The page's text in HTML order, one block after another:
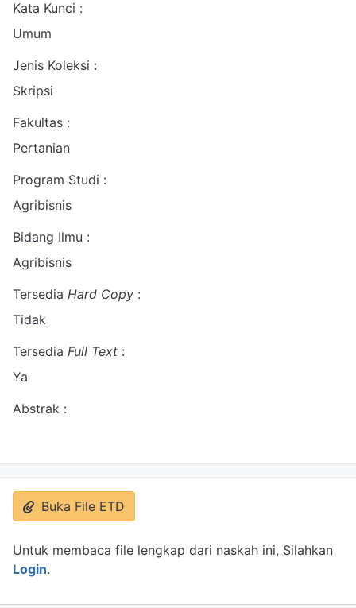
Kata Kunci :
Umum
Jenis Koleksi :
Skripsi
Fakultas :
Pertanian
Program Studi :
Agribisnis
Bidang Ilmu :
Agribisnis
Tersedia Hard Copy :
Tidak
Tersedia Full Text :
Ya
Abstrak :
Buka File ETD
Untuk membaca file lengkap dari naskah ini, Silahkan
Login.